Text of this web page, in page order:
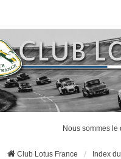
Nous sommes le
Club Lotus France Index